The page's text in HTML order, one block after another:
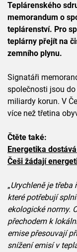
Teplárenského
memorandum o
teplárenství. Pro
teplárny přejít na
zemního plynu.
Signatáři
společnosti jsou
miliardy korun. V
více než třetina
Čtěte také:
Energetika
Češi žádají
„Urychleně je
které potřebují
ekologické normy.
přechodem k
emise přesouvají
snížení emisí v